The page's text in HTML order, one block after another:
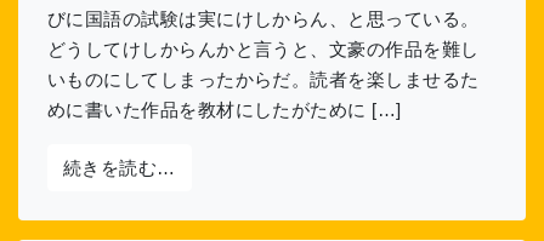
びに国語の試験は実にけしからん、と思っている。
どうしてけしからんかと言うと、文豪の作品を難し
いものにしてしまったからだ。読者を楽しませるた
めに書いた作品を教材にしたがために […]
続きを読む…